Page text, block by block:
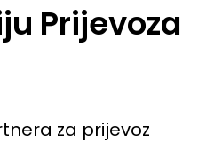
Prijevoza
za prijevoz